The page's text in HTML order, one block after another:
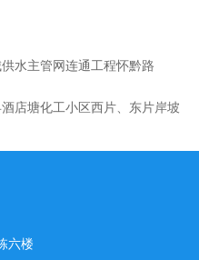
水主管网连通工程怀黔路
店塘化工小区西片、东片岸坡
六楼